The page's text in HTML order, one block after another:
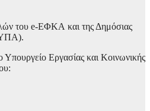
του e-ΕΦΚΑ και της Δημόσιας
Υπουργείο Εργασίας και Κοινωνικής